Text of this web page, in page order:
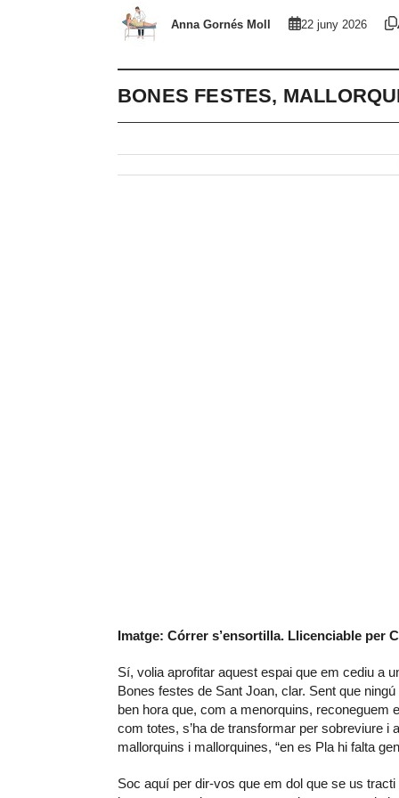
Anna Gornés Moll 22 juny 2026
BONES FESTES,
Imatge: Córrer s’ensortilla. Llicenciable per
Sí, volia aprofitar aquest espai que em cediu a
Bones festes de Sant Joan, clar. Sent que
ben hora que, com a menorquins,
com totes, s’ha de transformar per sobreviure
mallorquins i mallorquines, “en es Pla hi falta
Soc aquí per dir-vos que em dol que se us